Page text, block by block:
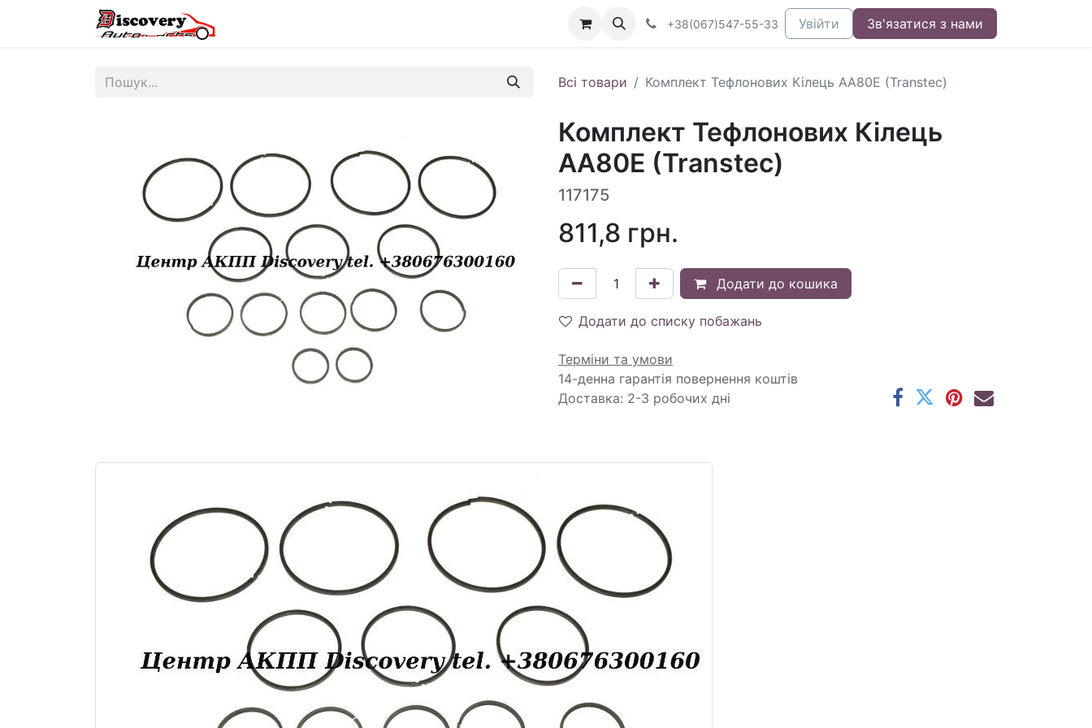
+38(067)547-55-33 Увійти Зв'язатися з нами
Всі товари Комплект Тефлонових Кілець AA80E (Transtec)
Комплект Тефлонових Кілець
AA80E (Transtec)
117175
811,8 грн.
Додати до кошика
Додати до списку побажань
Терміни та умови
14-денна гарантія повернення коштів
Доставка: 2-3 робочих дні